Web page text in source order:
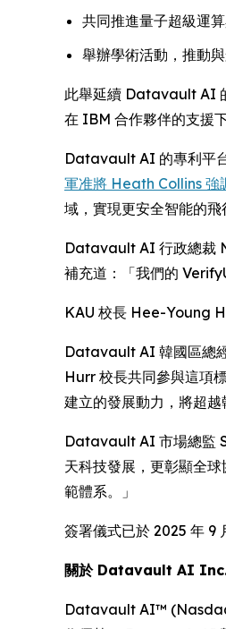
共同推進量子超級運
舉辦學術活動，推動
此舉延續 Datavault AI
在 IBM 合作夥伴的支援
Datavault AI 的專利平
軍准將 Heath Collins 強
域，實現更安全智能的飛
Datavault AI 行政總裁
補充道：「我們的
KAU 校長 Hee-Young
Datavault AI 韓國區總
Hurr 校長共同參與這項
建立的發展動力，將超越
Datavault AI 市場總監
天科技發展，更彰顯全
範體系。」
簽署儀式已於 2025 年 9
關於 Datavault AI
Datavault AI™